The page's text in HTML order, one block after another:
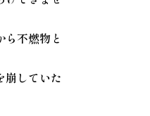
不燃物と
崩していた